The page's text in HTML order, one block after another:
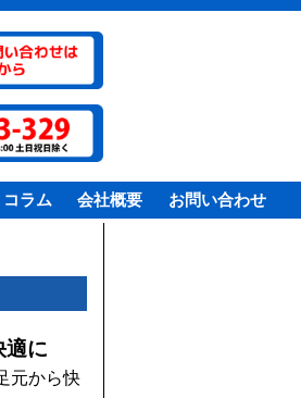
コラム 会社概要 お問い合わせ
適に
元から快